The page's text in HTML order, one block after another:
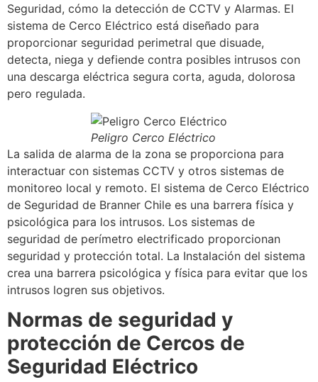
Seguridad, cómo la detección de CCTV y Alarmas. El
sistema de Cerco Eléctrico está diseñado para
proporcionar seguridad perimetral que disuade,
detecta, niega y defiende contra posibles intrusos con
una descarga eléctrica segura corta, aguda, dolorosa
pero regulada.
Peligro Cerco Eléctrico
La salida de alarma de la zona se proporciona para
interactuar con sistemas CCTV y otros sistemas de
monitoreo local y remoto. El sistema de Cerco Eléctrico
de Seguridad de Branner Chile es una barrera física y
psicológica para los intrusos. Los sistemas de
seguridad de perímetro electrificado proporcionan
seguridad y protección total. La Instalación del sistema
crea una barrera psicológica y física para evitar que los
intrusos logren sus objetivos.
Normas de seguridad y
protección de Cercos de
Seguridad Eléctrico